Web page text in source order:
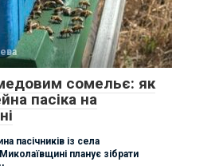
сомельє: як
пасіка на
пасічників із села
планує зібрати